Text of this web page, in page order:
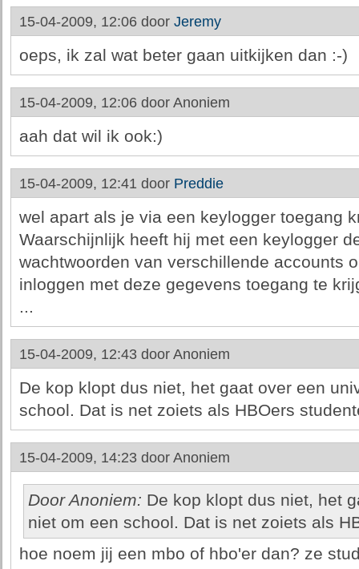
15-04-2009, 12:06 door Jeremy
oeps, ik zal wat beter gaan uitkijken dan :-)
15-04-2009, 12:06 door Anoniem
aah dat wil ik ook:)
15-04-2009, 12:41 door Preddie
wel apart als je via een keylogger toegang
Waarschijnlijk heeft hij met een keylogger
wachtwoorden van verschillende accounts
inloggen met deze gegevens toegang te
...
15-04-2009, 12:43 door Anoniem
De kop klopt dus niet, het gaat over een
school. Dat is net zoiets als HBOers
15-04-2009, 14:23 door Anoniem
Door Anoniem: De kop klopt dus niet, het
niet om een school. Dat is net zoiets als
hoe noem jij een mbo of hbo'er dan? ze